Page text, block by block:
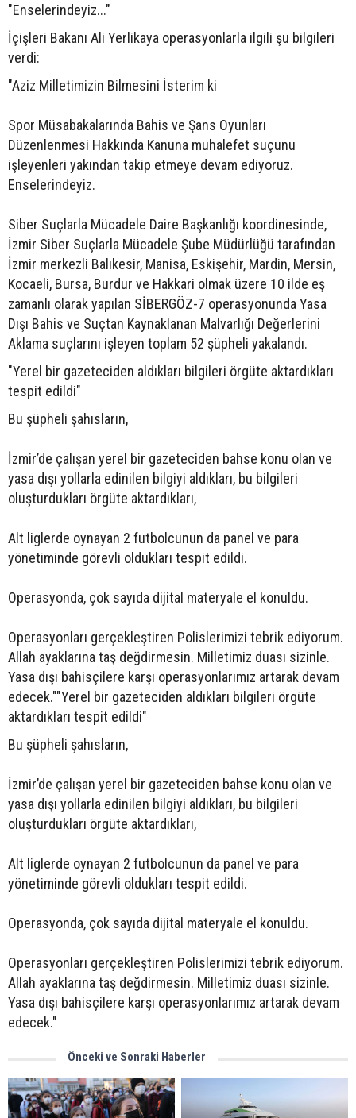
"Enselerindeyiz..."
İçişleri Bakanı Ali Yerlikaya operasyonlarla ilgili şu bilgileri
verdi:
"Aziz Milletimizin Bilmesini İsterim ki
Spor Müsabakalarında Bahis ve Şans Oyunları
Düzenlenmesi Hakkında Kanuna muhalefet suçunu
işleyenleri yakından takip etmeye devam ediyoruz.
Enselerindeyiz.
Siber Suçlarla Mücadele Daire Başkanlığı koordinesinde,
İzmir Siber Suçlarla Mücadele Şube Müdürlüğü tarafından
İzmir merkezli Balıkesir, Manisa, Eskişehir, Mardin, Mersin,
Kocaeli, Bursa, Burdur ve Hakkari olmak üzere 10 ilde eş
zamanlı olarak yapılan SİBERGÖZ-7 operasyonunda Yasa
Dışı Bahis ve Suçtan Kaynaklanan Malvarlığı Değerlerini
Aklama suçlarını işleyen toplam 52 şüpheli yakalandı.
"Yerel bir gazeteciden aldıkları bilgileri örgüte aktardıkları
tespit edildi"
Bu şüpheli şahısların,
İzmir’de çalışan yerel bir gazeteciden bahse konu olan ve
yasa dışı yollarla edinilen bilgiyi aldıkları, bu bilgileri
oluşturdukları örgüte aktardıkları,
Alt liglerde oynayan 2 futbolcunun da panel ve para
yönetiminde görevli oldukları tespit edildi.
Operasyonda, çok sayıda dijital materyale el konuldu.
Operasyonları gerçekleştiren Polislerimizi tebrik ediyorum.
Allah ayaklarına taş değdirmesin. Milletimiz duası sizinle.
Yasa dışı bahisçilere karşı operasyonlarımız artarak devam
edecek.""Yerel bir gazeteciden aldıkları bilgileri örgüte
aktardıkları tespit edildi"
Bu şüpheli şahısların,
İzmir’de çalışan yerel bir gazeteciden bahse konu olan ve
yasa dışı yollarla edinilen bilgiyi aldıkları, bu bilgileri
oluşturdukları örgüte aktardıkları,
Alt liglerde oynayan 2 futbolcunun da panel ve para
yönetiminde görevli oldukları tespit edildi.
Operasyonda, çok sayıda dijital materyale el konuldu.
Operasyonları gerçekleştiren Polislerimizi tebrik ediyorum.
Allah ayaklarına taş değdirmesin. Milletimiz duası sizinle.
Yasa dışı bahisçilere karşı operasyonlarımız artarak devam
edecek."
Önceki ve Sonraki Haberler